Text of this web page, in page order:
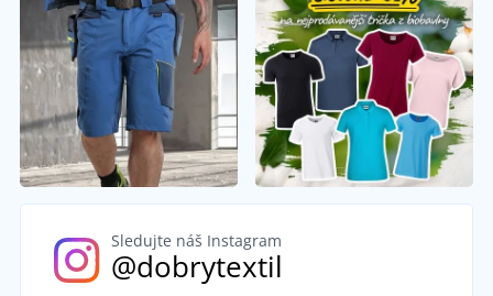
Sledujte náš Instagram
@dobrytextil